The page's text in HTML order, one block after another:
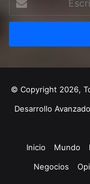
correo
© Copyright 2026,
Desarrollo
Inicio
Mundo
Negocios